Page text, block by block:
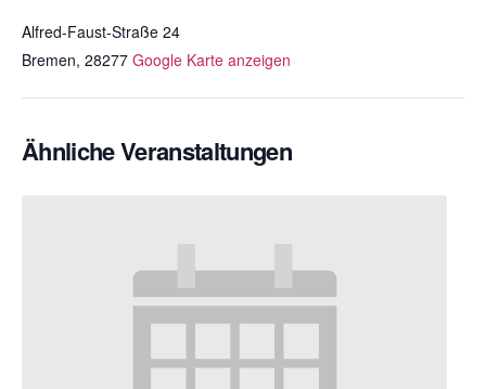
Alfred-Faust-Straße 24
Bremen, 28277 Google Karte anzeigen
Ähnliche Veranstaltungen